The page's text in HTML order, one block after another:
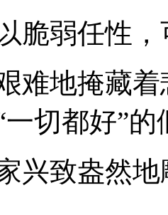
弱任性，
地掩藏着
切都好”的
致盎然地